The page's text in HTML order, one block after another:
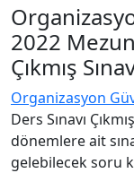
2022
Çıkmış
Organizasyon
Ders Sınavı
dönemlere ait
gelebilecek soru